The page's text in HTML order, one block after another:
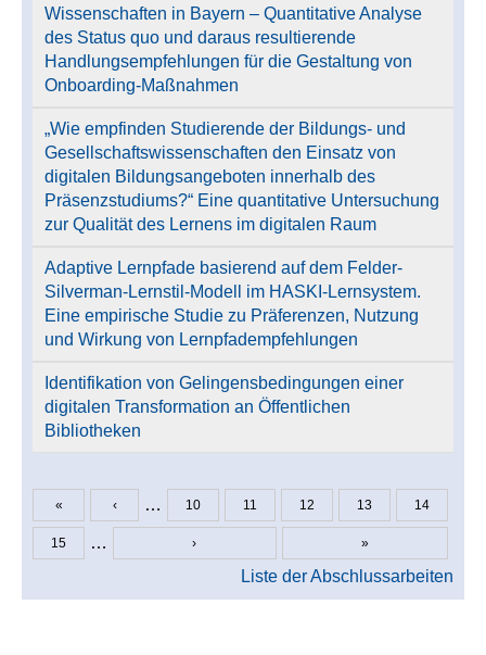
Wissenschaften in Bayern – Quantitative Analyse
des Status quo und daraus resultierende
Handlungsempfehlungen für die Gestaltung von
Onboarding-Maßnahmen
„Wie empfinden Studierende der Bildungs- und
Gesellschaftswissenschaften den Einsatz von
digitalen Bildungsangeboten innerhalb des
Präsenzstudiums?“ Eine quantitative Untersuchung
zur Qualität des Lernens im digitalen Raum
Adaptive Lernpfade basierend auf dem Felder-
Silverman-Lernstil-Modell im HASKI-Lernsystem.
Eine empirische Studie zu Präferenzen, Nutzung
und Wirkung von Lernpfadempfehlungen
Identifikation von Gelingensbedingungen einer
digitalen Transformation an Öffentlichen
Bibliotheken
Seiten
« ‹ … 10 11 12 13 14
15 … › »
Liste der Abschlussarbeiten